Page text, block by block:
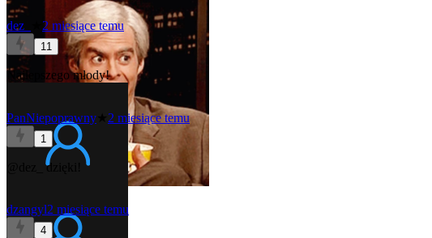
dez_ 2 miesiące temu
11
Najlepszego młody!
PanNiepoprawny 2 miesiące temu
1
dzięki!
dzangyl2 miesiące temu
4